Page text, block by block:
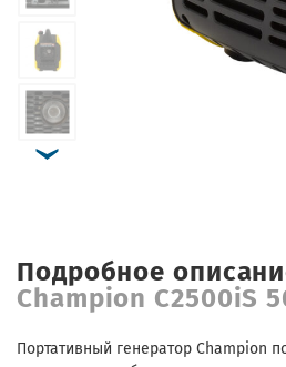
Подробное
Champion C2500iS
Портативный генератор Champion